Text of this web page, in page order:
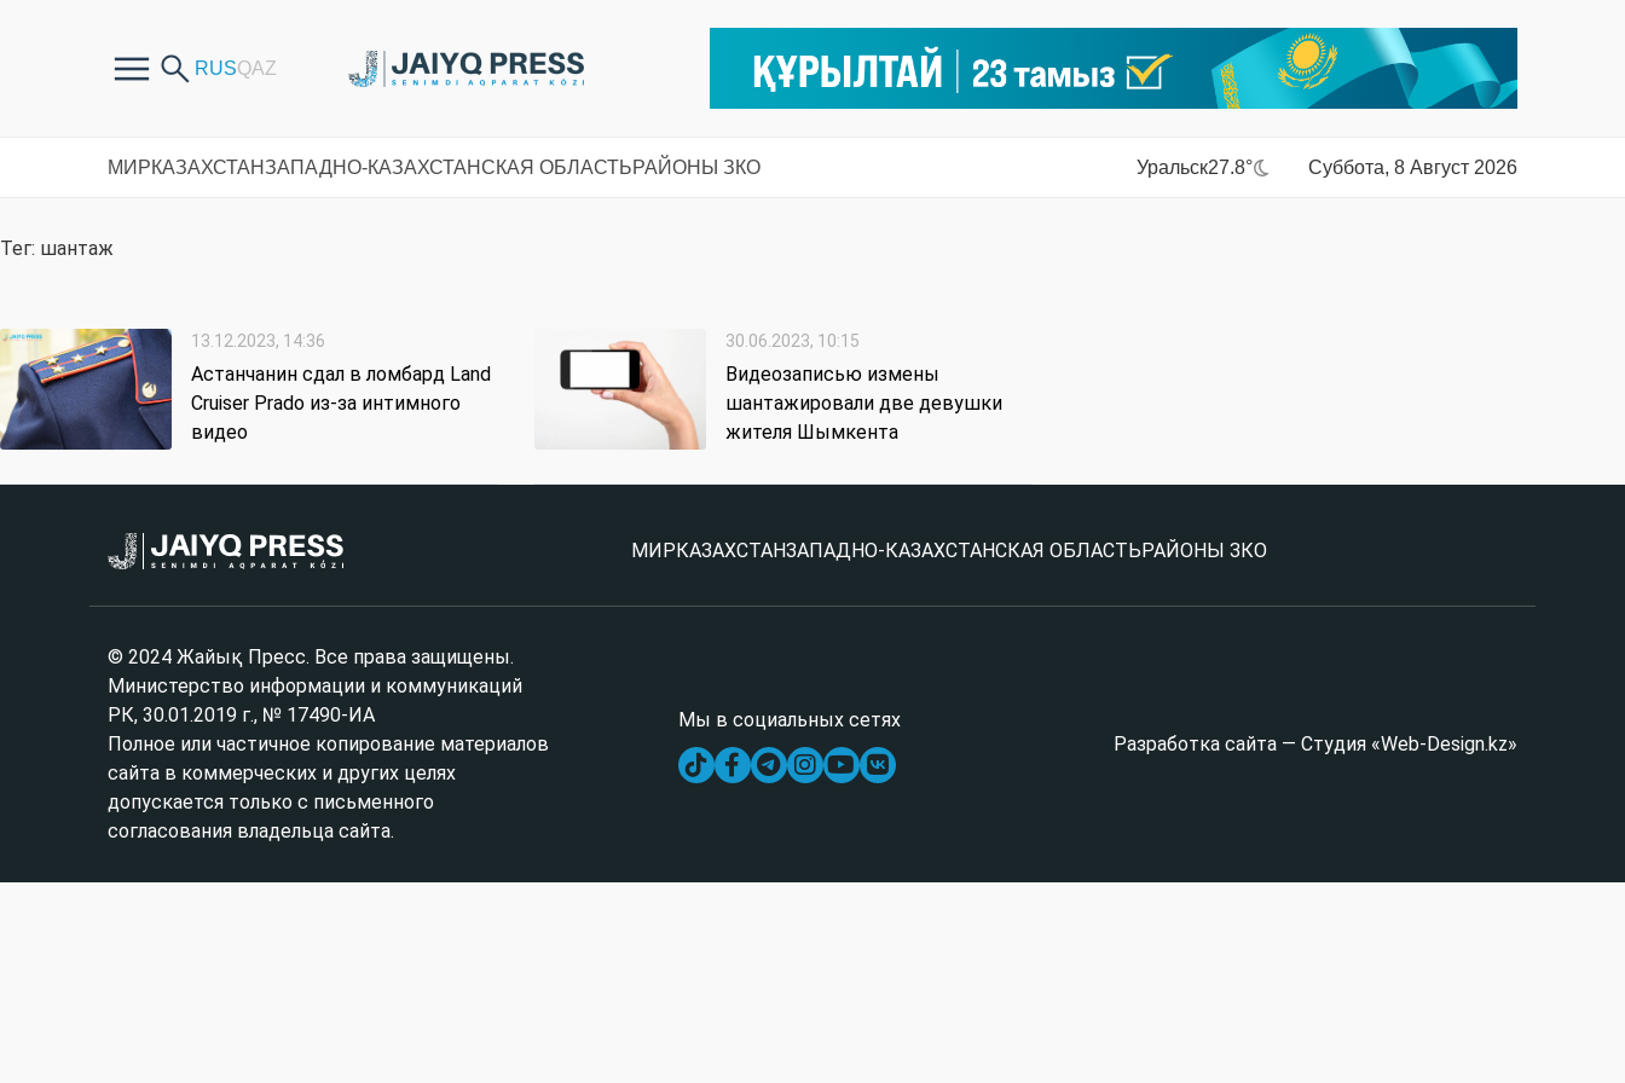
МИРКАЗАХСТАНЗАПАДНО-КАЗАХСТАНСКАЯ ОБЛАСТЬРАЙОНЫ ЗКО Уральск27.8° Суббота, 8 Август 2026
Тег: шантаж
13.12.2023, 14:36
Астанчанин сдал в ломбард Land
Cruiser Prado из-за интимного
видео
30.06.2023, 10:15
Видеозаписью измены
шантажировали две девушки
жителя Шымкента
МИР КАЗАХСТАНЗАПАДНО-КАЗАХСТАНСКАЯ ОБЛАСТЬ РАЙОНЫ ЗКО
© 2024 Жайық Пресс. Все права защищены.
Министерство информации и коммуникаций
РК, 30.01.2019 г., № 17490-ИА
Полное или частичное копирование материалов
сайта в коммерческих и других целях
допускается только с письменного
согласования владельца сайта.
Мы в социальных сетях
Разработка сайта — Студия «Web-Design.kz»